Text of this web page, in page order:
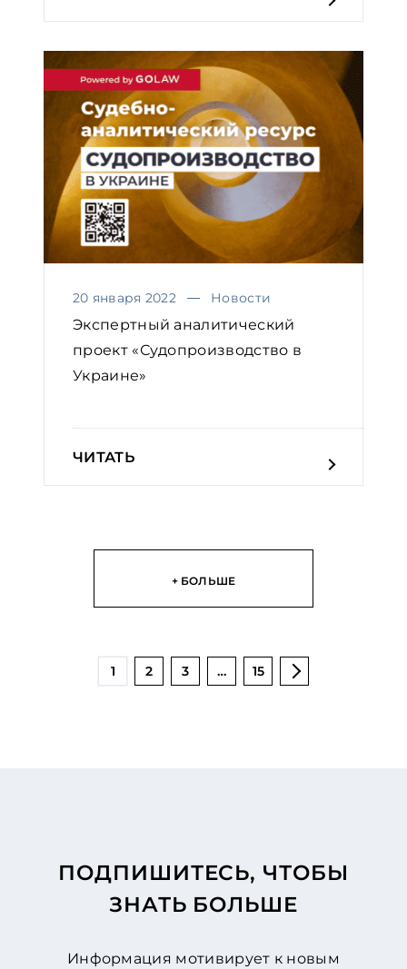
20 января 2022 Новости
Экспертный аналитический
проект «Судопроизводство в
Украине»
ЧИТАТЬ
+ БОЛЬШЕ
1 2 3 … 15
ПОДПИШИТЕСЬ, ЧТОБЫ
ЗНАТЬ БОЛЬШЕ
Информация мотивирует к новым